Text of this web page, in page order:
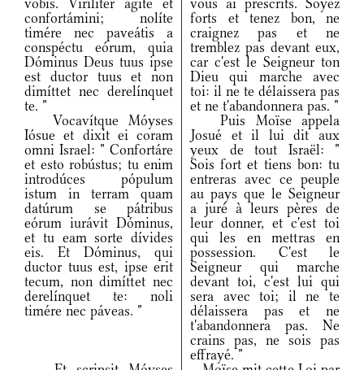
vobis. Viríliter ágite et
confortámini; nolíte
timére nec paveátis a
conspéctu eórum, quia
Dóminus Deus tuus ipse
est ductor tuus et non
dimíttet nec derelínquet
te. "
vous ai prescrits. Soyez
forts et tenez bon, ne
craignez pas et ne
tremblez pas devant eux,
car c'est le Seigneur ton
Dieu qui marche avec
toi: il ne te délaissera pas
et ne t'abandonnera pas. "
Vocavítque Móyses
Iósue et dixit ei coram
omni Israel: " Confortáre
et esto robústus; tu enim
introdúces pópulum
istum in terram quam
datúrum se pátribus
eórum iurávit Dóminus,
et tu eam sorte dívides
eis. Et Dóminus, qui
ductor tuus est, ipse erit
tecum, non dimíttet nec
derelínquet te: noli
timére nec páveas. "
Puis Moïse appela
Josué et il lui dit aux
yeux de tout Israël: "
Sois fort et tiens bon: tu
entreras avec ce peuple
au pays que le Seigneur
a juré à leurs pères de
leur donner, et c'est toi
qui les en mettras en
possession. C'est le
Seigneur qui marche
devant toi, c'est lui qui
sera avec toi; il ne te
délaissera pas et ne
t'abandonnera pas. Ne
crains pas, ne sois pas
effrayé. "